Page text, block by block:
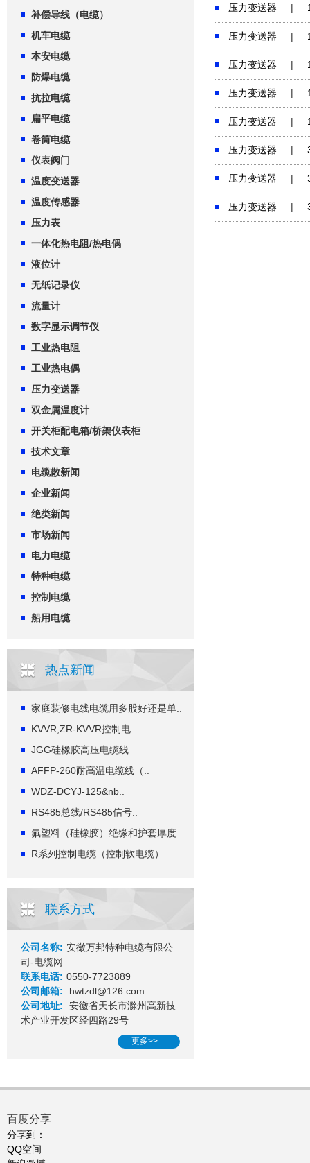
补偿导线（电缆）
机车电缆
本安电缆
防爆电缆
抗拉电缆
扁平电缆
卷筒电缆
仪表阀门
温度变送器
温度传感器
压力表
一体化热电阻/热电偶
液位计
无纸记录仪
流量计
数字显示调节仪
工业热电阻
工业热电偶
压力变送器
双金属温度计
开关柜配电箱/桥架仪表柜
技术文章
电缆散新闻
企业新闻
绝类新闻
市场新闻
电力电缆
特种电缆
控制电缆
船用电缆
热点新闻
家庭装修电线电缆用多股好还是单..
KVVR,ZR-KVVR控制电..
JGG硅橡胶高压电缆线
AFFP-260耐高温电缆线（..
WDZ-DCYJ-125&nb..
RS485总线/RS485信号..
氟塑料（硅橡胶）绝缘和护套厚度..
R系列控制电缆（控制软电缆）
联系方式
公司名称: 安徽万邦特种电缆有限公
司-电缆网
联系电话: 0550-7723889
公司邮箱:
hwtzdl@126.com
公司地址:
安徽省天长市滁州高新技
术产业开发区经四路29号
更多>>
压力变送器 |
压力变送器 |
压力变送器 |
压力变送器 |
压力变送器 |
压力变送器 |
压力变送器 |
压力变送器 |
百度分享
分享到：
QQ空间